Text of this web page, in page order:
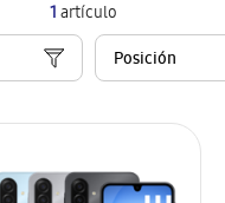
1artículo